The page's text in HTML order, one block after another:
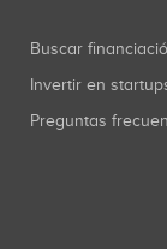
Buscar
Invertir en
Preguntas